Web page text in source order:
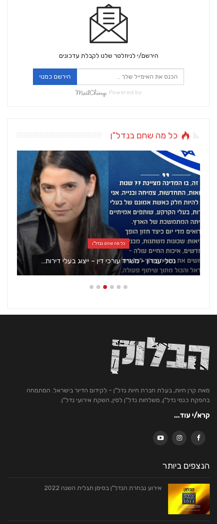
הירשם/י לניוזלטר שלנו לקבלת עדכונים
הירשם כמנוי
Powered by
כל מה שחם בנדל"ן
כל מה שחם בנדל"ן
נטלי עברון – משרד עורכי דין – ייצוג בעלי דירות…
מאת קרן חיות, בעלת חברת חיות נדל"ן – לקידום הדיור בישראל. המתמחה
בהפקת כנסי נדל"ן, משלחות נדל"ן לסין, השקת אירועי נדל"ן.
קרא/י עוד...
הנצפים ביותר
אירוע נבחרת הנדל"ן בסימן תגלית השנה 2022